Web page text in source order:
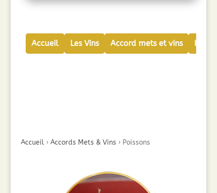
Accueil Les Vins Accord mets et vins
Accueil› Accords Mets & Vins › Poissons